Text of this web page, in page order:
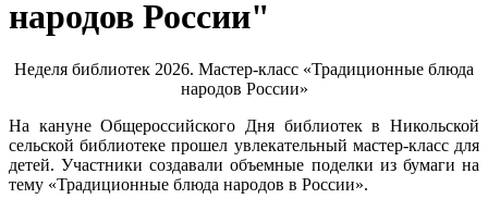
народов России"
Неделя библиотек 2026. Мастер-класс «Традиционные блюда
народов России»
На кануне Общероссийского Дня библиотек в Никольской
сельской библиотеке прошел увлекательный мастер-класс для
детей. Участники создавали объемные поделки из бумаги на
тему «Традиционные блюда народов в России».